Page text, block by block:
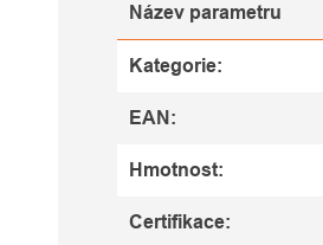
Název parametru
Kategorie:
EAN:
Hmotnost:
Certifikace: